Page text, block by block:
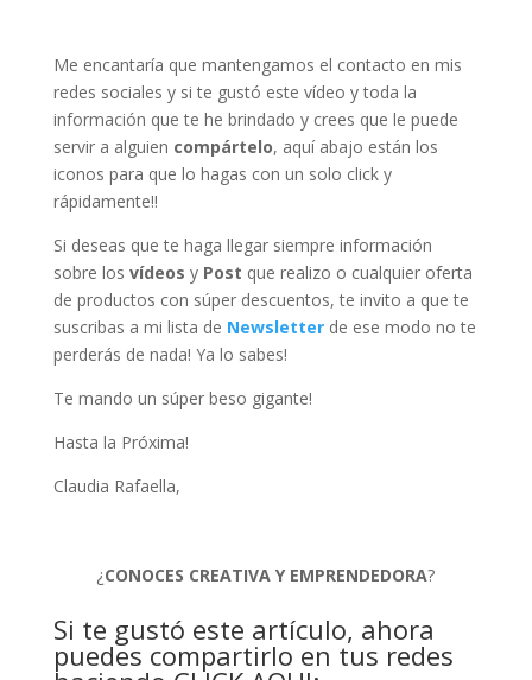
Me encantaría que mantengamos el contacto en mis
redes sociales y si te gustó este vídeo y toda la
información que te he brindado y crees que le puede
servir a alguien compártelo, aquí abajo están los
iconos para que lo hagas con un solo click y
rápidamente!!
Si deseas que te haga llegar siempre información
sobre los vídeos y Post que realizo o cualquier oferta
de productos con súper descuentos, te invito a que te
suscribas a mi lista de Newsletterde ese modo no te
perderás de nada! Ya lo sabes!
Te mando un súper beso gigante!
Hasta la Próxima!
Claudia Rafaella,
¿CONOCES CREATIVA Y EMPRENDEDORA?
Si te gustó este artículo, ahora
puedes compartirlo en tus redes